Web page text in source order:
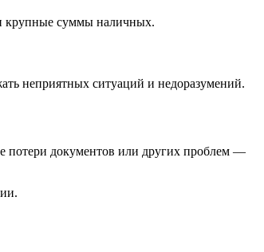
крупные суммы наличных.
неприятных ситуаций и недоразумений.
потери документов или других проблем —